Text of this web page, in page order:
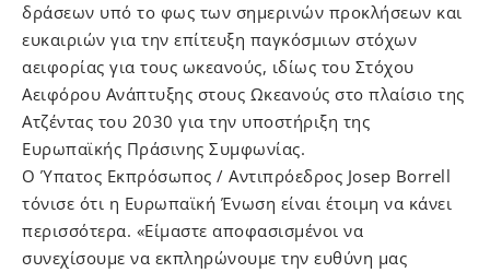
δράσεων υπό το φως των σημερινών προκλήσεων και
ευκαιριών για την επίτευξη παγκόσμιων στόχων
αειφορίας για τους ωκεανούς, ιδίως του Στόχου
Αειφόρου Ανάπτυξης στους Ωκεανούς στο πλαίσιο της
Ατζέντας του 2030 για την υποστήριξη της
Ευρωπαϊκής Πράσινης Συμφωνίας.
Ο Ύπατος Εκπρόσωπος / Αντιπρόεδρος Josep Borrell
τόνισε ότι η Ευρωπαϊκή Ένωση είναι έτοιμη να κάνει
περισσότερα. «Είμαστε αποφασισμένοι να
συνεχίσουμε να εκπληρώνουμε την ευθύνη μας